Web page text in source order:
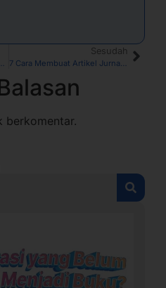
Sesudah
berkomentar.